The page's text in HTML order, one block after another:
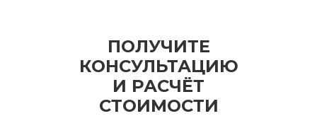
ПОЛУЧИТЕ
КОНСУЛЬТАЦИЮ
И РАСЧЁТ
СТОИМОСТИ